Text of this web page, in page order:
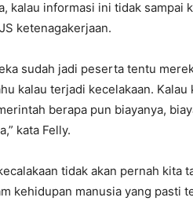
kalau informasi ini tidak sampai
ketenagakerjaan.
sudah jadi peserta tentu
kalau terjadi kecelakaan.
berapa pun biayanya,
kata Felly.
tidak akan pernah kita
kehidupan manusia yang pasti